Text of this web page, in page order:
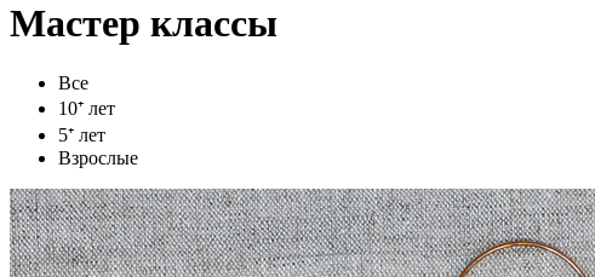
Мастер классы
Все
10⁺ лет
5⁺ лет
Взрослые